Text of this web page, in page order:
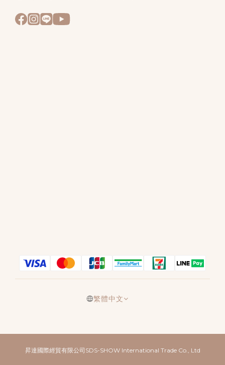
繁體中文
昇達國際經貿有限公司SDS-SHOW International Trade Co., Ltd